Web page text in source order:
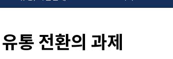
통 전환의 과제